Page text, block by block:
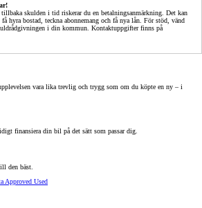
skulden i tid riskerar du en betalningsanmärkning. Det kan
hyra bostad, teckna abonnemang och få nya lån. För stöd, vänd
i din kommun. Kontaktuppgifter finns på
vara lika trevlig och trygg som om du köpte en ny – i
finansiera din bil på det sätt som passar dig.
den bäst.
Approved Used